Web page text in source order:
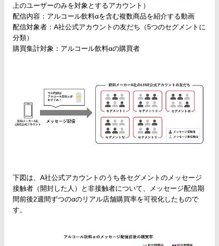
上のユーザーのみを対象とするアカウント）
配信内容：アルコール飲料αを含む複数商品を紹介する動画
配信対象者：A社公式アカウントの友だち（5つのセグメントに
分類）
購買集計対象：アルコール飲料αの購買者
下図は、A社公式アカウントのうち各セグメントのメッセージ
接触者（開封した人）と非接触者について、メッセージ配信期
間前後2週間ずつのαのリアル店舗購買率を可視化したもので
す。